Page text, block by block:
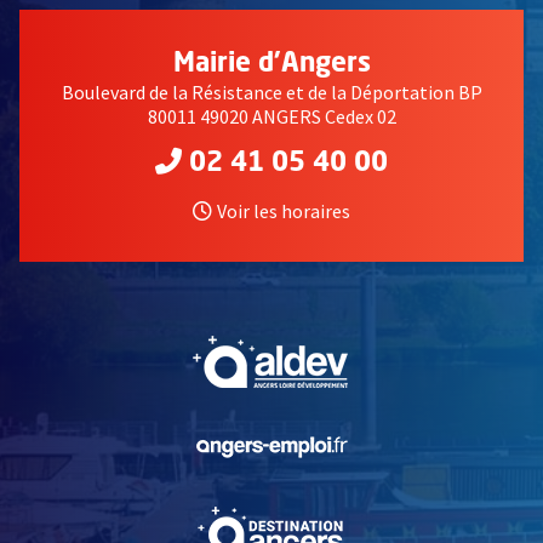
Mairie d'Angers
Boulevard de la Résistance et de la Déportation BP
80011 49020 ANGERS Cedex 02
02 41 05 40 00
Voir les horaires
, Ouvre une nouvelle